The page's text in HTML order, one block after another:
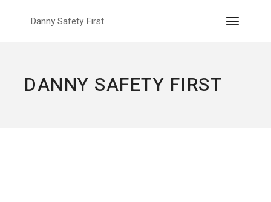
Danny Safety First
DANNY SAFETY FIRST